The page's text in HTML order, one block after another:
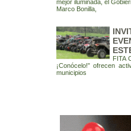
mejor iluminada, el
Marco Bonilla,
FITA
¡Conócelo!” ofrecen
municipios